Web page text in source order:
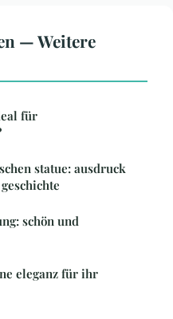
— Weitere
für
statue: ausdruck
schön und
eleganz für ihr